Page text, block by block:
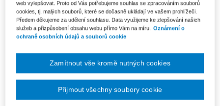
Mezinárodní právo
Občanské právo hmotné
Občanské právo procesní
Obchodní právo
Ochrana osobních údajů
web vylepšovat. Proto od Vás potřebujeme souhlas se zpracováním souborů
cookies, tj. malých souborů, které se dočasně ukládají ve vašem prohlížeči.
Předem děkujeme za udělení souhlasu. Data využijeme ke zlepšování našich
služeb a přizpůsobení obsahu webu přímo Vám na míru. Oznámení o
ochraně osobních údajů a souborů cookie
Zamítnout vše kromě nutných cookies
Přijmout všechny soubory cookie